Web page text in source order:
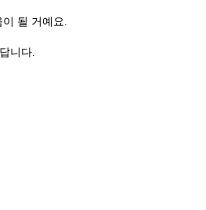
될 거예요.
니다.